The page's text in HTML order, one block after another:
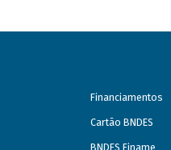
Financiamentos
Cartão BNDES
BNDES Finame